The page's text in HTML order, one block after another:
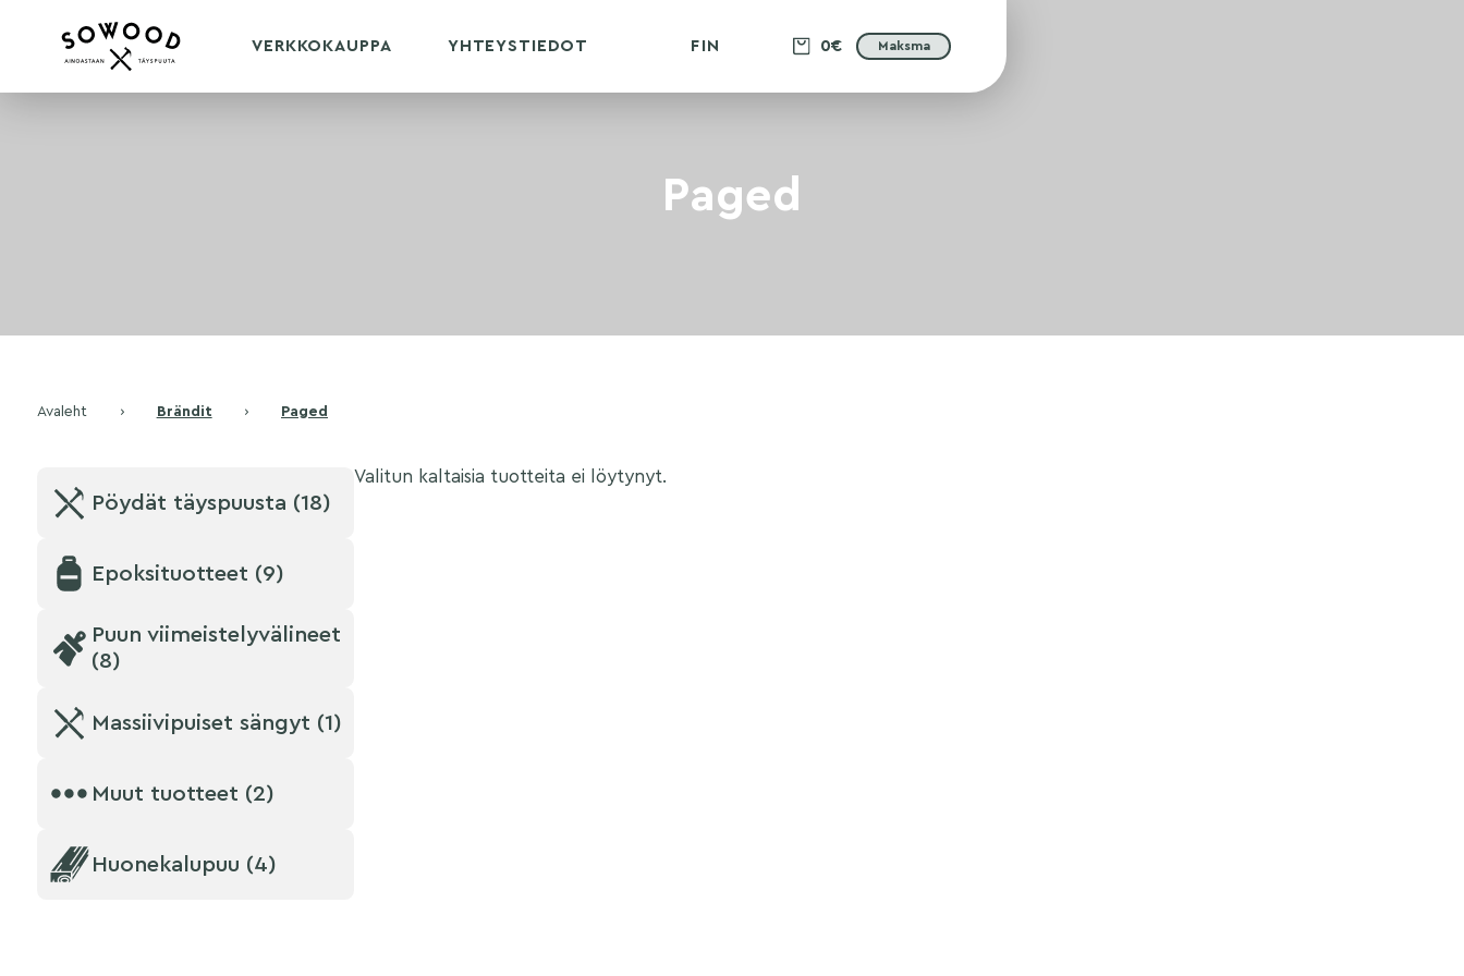
VERKKOKAUPPA YHTEYSTIEDOT FIN 0€ Maksma
Paged
Avaleht › Brändit › Paged
Pöydät täyspuusta (18)
Epoksituotteet (9)
Puun viimeistelyvälineet
(8)
Massiivipuiset sängyt (1)
Muut tuotteet (2)
Huonekalupuu (4)
Valitun kaltaisia tuotteita ei löytynyt.